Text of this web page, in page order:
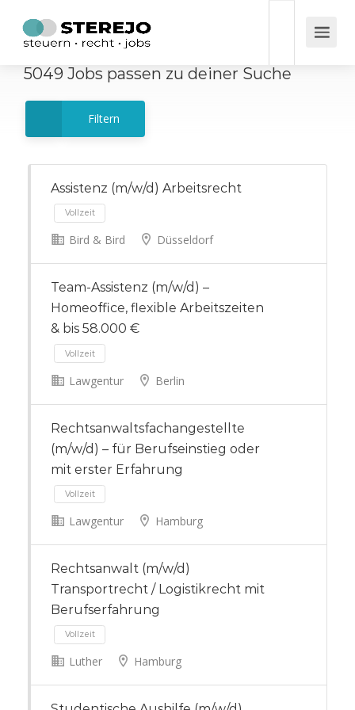
5049 Jobs passen zu deiner Suche
Filtern
Assistenz (m/w/d) Arbeitsrecht
Bird & Bird Düsseldorf
Team-Assistenz (m/w/d) –
Homeoffice, flexible Arbeitszeiten
& bis 58.000 €
Lawgentur Berlin
Rechtsanwaltsfachangestellte
(m/w/d) – für Berufseinstieg oder
mit erster Erfahrung
Lawgentur Hamburg
Rechtsanwalt (m/w/d)
Transportrecht / Logistikrecht mit
Berufserfahrung
Luther Hamburg